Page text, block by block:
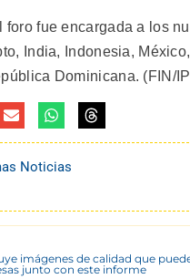
foro fue encargada a los
India, Indonesia,
Dominicana. (FIN/
Noticias
imágenes de calidad que
junto con este informe